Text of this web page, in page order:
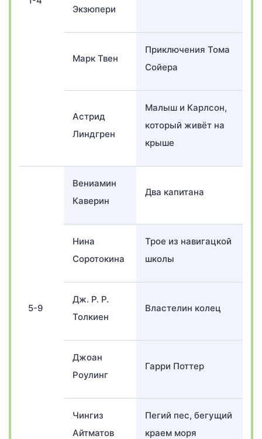
Экзюпери
Марк Твен
Приключения Тома
Сойера
Астрид
Линдгрен
Малыш и Карлсон,
который живёт на
крыше
5-9
Вениамин
Каверин
Два капитана
Нина
Соротокина
Трое из навигацкой
школы
Дж. Р. Р.
Толкиен
Властелин колец
Джоан
Роулинг
Гарри Поттер
Чингиз
Айтматов
Пегий пес, бегущий
краем моря